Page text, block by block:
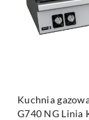
Kuchnia
G740 NG Linia